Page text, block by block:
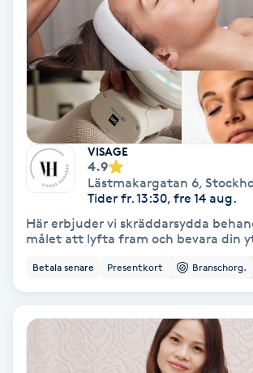
Fransförlängning Volym
Fransk manikyr
Fransrengöring
Frekvensterapi
Funktionsanalys
VISAGE
4.9
Lästmakargatan 6,
Tider fr. 13:30, fre 14 aug.
Här erbjuder vi skräddarsydda
målet att lyfta fram och bevara din
Betala senare Presentkort Branschorg.